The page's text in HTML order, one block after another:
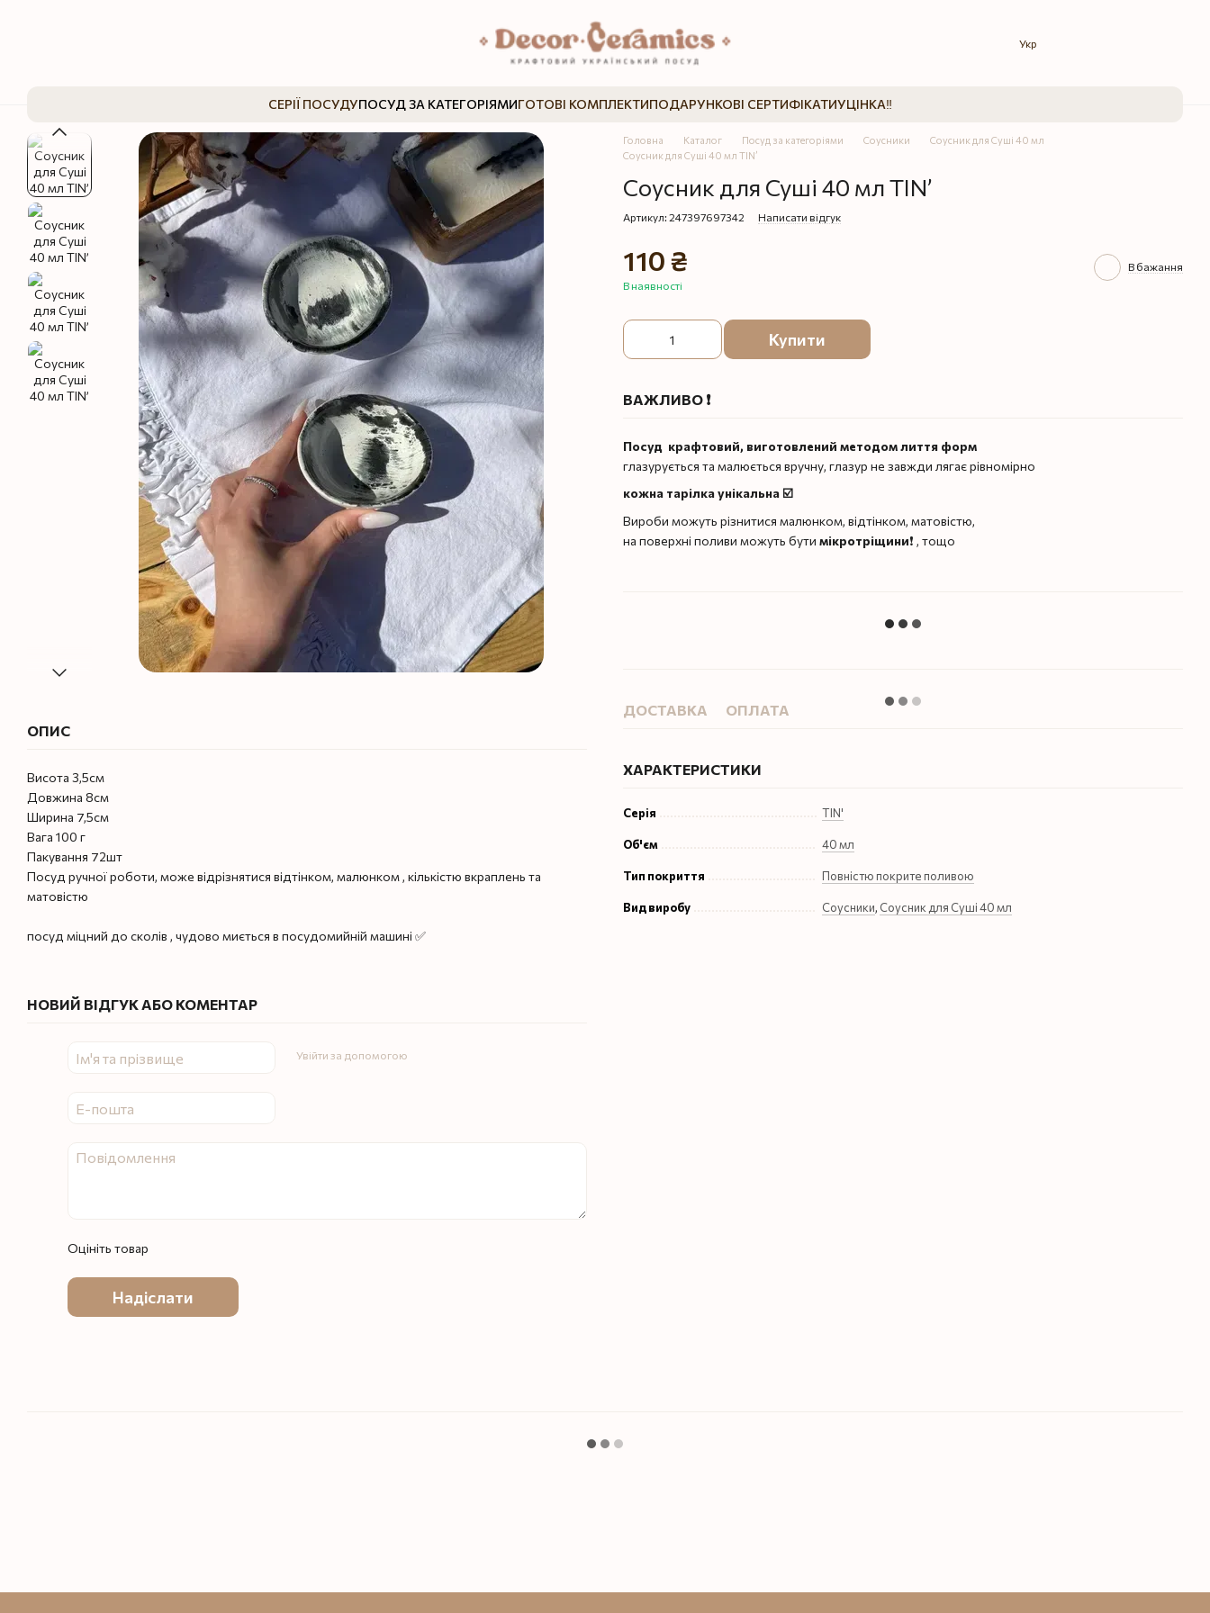
Укр
СЕРІЇ ПОСУДУПОСУД ЗА КАТЕГОРІЯМИГОТОВІ КОМПЛЕКТИПОДАРУНКОВІ СЕРТИФІКАТИУЦІНКА‼️
ОПИС
Висота 3,5см
Довжина 8см
Ширина 7,5см
Вага 100 г
Пакування 72шт
Посуд ручної роботи, може відрізнятися відтінком, малюнком , кількістю вкраплень та
матовістю
посуд міцний до сколів , чудово миється в посудомийній машині ✅
НОВИЙ ВІДГУК АБО КОМЕНТАР
Увійти за допомогою
Оцініть товар
Надіслати
Головна Каталог Посуд за категоріями Соусники
Соусник для Суші 40 мл
Соусник для Суші 40 мл TIN’
Соусник для Суші 40 мл TIN’
Артикул: 247397697342 Написати відгук
110 ₴
В наявності
В бажання
Купити
ВАЖЛИВО ❗️
Посуд крафтовий, виготовлений методом лиття форм
глазурується та малюється вручну, глазур не завжди лягає рівномірно
кожна тарілка унікальна ☑️
Вироби можуть різнитися малюнком, відтінком, матовістю,
на поверхні поливи можуть бути мікротріщини❗️ , тощо
ДОСТАВКА ОПЛАТА
ХАРАКТЕРИСТИКИ
Серія TIN'
Об'єм 40 мл
Тип покриття Повністю покрите поливою
Вид виробу Соусники, Соусник для Суші 40 мл